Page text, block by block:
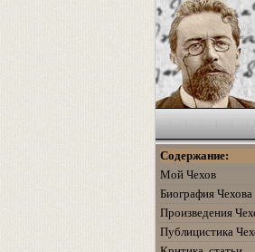
Содержание:
Мой Чехов
Биография Чехова
Произведения
Публицистика